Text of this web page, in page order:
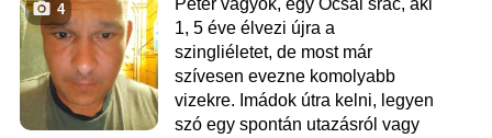
4
Péter vagyok, egy Ócsai srác, aki
1, 5 éve élvezi újra a
szingliéletet, de most már
szívesen evezne komolyabb
vizekre. Imádok útra kelni, legyen
szó egy spontán utazásról vagy